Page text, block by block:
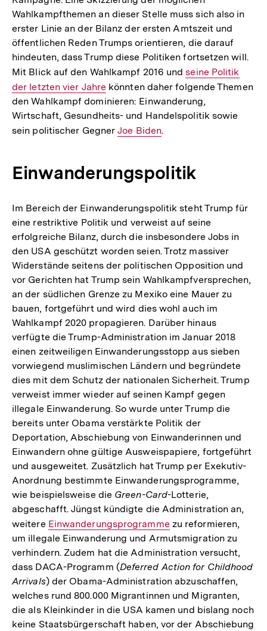
Wahlkampfthemen an dieser Stelle muss sich also in
erster Linie an der Bilanz der ersten Amtszeit und
öffentlichen Reden Trumps orientieren, die darauf
hindeuten, dass Trump diese Politiken fortsetzen will.
Mit Blick auf den Wahlkampf 2016 undInterner
Link:
seine Politik
der letzten vier Jahre könnten daher folgende Themen
den Wahlkampf dominieren: Einwanderung,
Wirtschaft, Gesundheits- und Handelspolitik sowie
sein politischer GegnerInterner
Joe Biden.
Einwanderungspolitik
Im Bereich der Einwanderungspolitik steht Trump für
eine restriktive Politik und verweist auf seine
erfolgreiche Bilanz, durch die insbesondere Jobs in
den USA geschützt worden seien. Trotz massiver
Widerstände seitens der politischen Opposition und
vor Gerichten hat Trump sein Wahlkampfversprechen,
an der südlichen Grenze zu Mexiko eine Mauer zu
bauen, fortgeführt und wird dies wohl auch im
Wahlkampf 2020 propagieren. Darüber hinaus
verfügte die Trump-Administration im Januar 2018
einen zeitweiligen Einwanderungsstopp aus sieben
vorwiegend muslimischen Ländern und begründete
dies mit dem Schutz der nationalen Sicherheit. Trump
verweist immer wieder auf seinen Kampf gegen
illegale Einwanderung. So wurde unter Trump die
bereits unter Obama verstärkte Politik der
Deportation, Abschiebung von Einwanderinnen und
Einwandern ohne gültige Ausweispapiere, fortgeführt
und ausgeweitet. Zusätzlich hat Trump per Exekutiv-
Anordnung bestimmte Einwanderungsprogramme,
wie beispielsweise die Green-Card-Lotterie,
abgeschafft. Jüngst kündigte die Administration an,
weitere Interner
Link:
Einwanderungsprogramme zu reformieren,
um illegale Einwanderung und Armutsmigration zu
verhindern. Zudem hat die Administration versucht,
dass DACA-Programm (Deferred Action for Childhood
Arrivals) der Obama-Administration abzuschaffen,
welches rund 800.000 Migrantinnen und Migranten,
die als Kleinkinder in die USA kamen und bislang noch
keine Staatsbürgerschaft haben, vor der Abschiebung